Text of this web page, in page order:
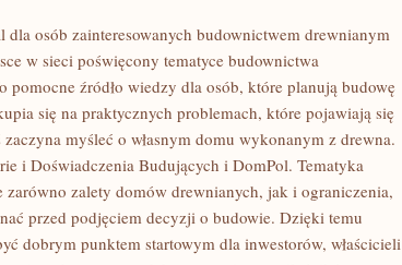
dla osób zainteresowanych budownictwem drewnianym
w sieci poświęcony tematyce budownictwa
pomocne źródło wiedzy dla osób, które planują budowę
się na praktycznych problemach, które pojawiają się
myśleć o własnym domu wykonanym z drewna.
i Doświadczenia Budujących i DomPol. Tematyka
zarówno zalety domów drewnianych, jak i ograniczenia,
przed podjęciem decyzji o budowie. Dzięki temu
dobrym punktem startowym dla inwestorów, właścicieli